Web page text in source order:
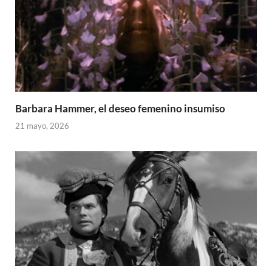
Barbara Hammer, el deseo femenino insumiso
21 mayo, 2026